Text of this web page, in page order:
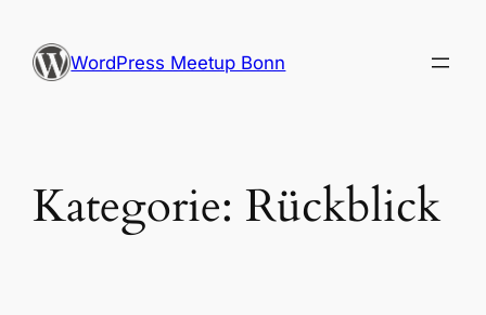
Inhalt
springen
WordPress Meetup Bonn
Kategorie:Rückblick